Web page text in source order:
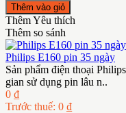
Thêm Yêu thích
Thêm so sánh
Philips E160 pin 35 ngày
Sản phẩm điện thoại
gian sử dụng pin lâu n..
0 ₫
Trước thuế: 0 ₫